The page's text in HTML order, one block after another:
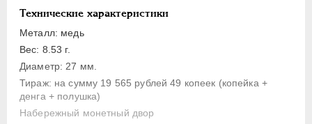
Технические характеристики
Металл: медь
Вес: 8.53 г.
Диаметр: 27 мм.
Тираж: на сумму 19 565 рублей 49 копеек (копейка +
денга + полушка)
Набережный монетный двор
АННА ИОАННОВНА
ИОАНН АНТОНОВИЧ
ЕЛИЗАВЕТА
ПЕТР III 1762-1762
ЕКАТЕРИНА II 1762-1796
ПАВЕЛ I
1796-1801